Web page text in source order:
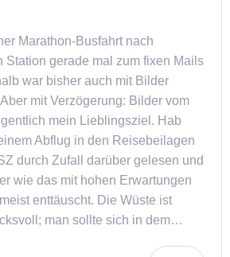
Marathon-Busfahrt nach
Station gerade mal zum fixen Mails
war bisher auch mit Bilder
mit Verzögerung: Bilder vom
mein Lieblingsziel. Hab
Abflug in den Reisebeilagen
durch Zufall darüber gelesen und
wie das mit hohen Erwartungen
enttäuscht. Die Wüste ist
man sollte sich in dem…